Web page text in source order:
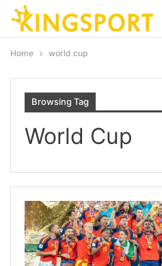
Home world cup
Browsing Tag
World Cup